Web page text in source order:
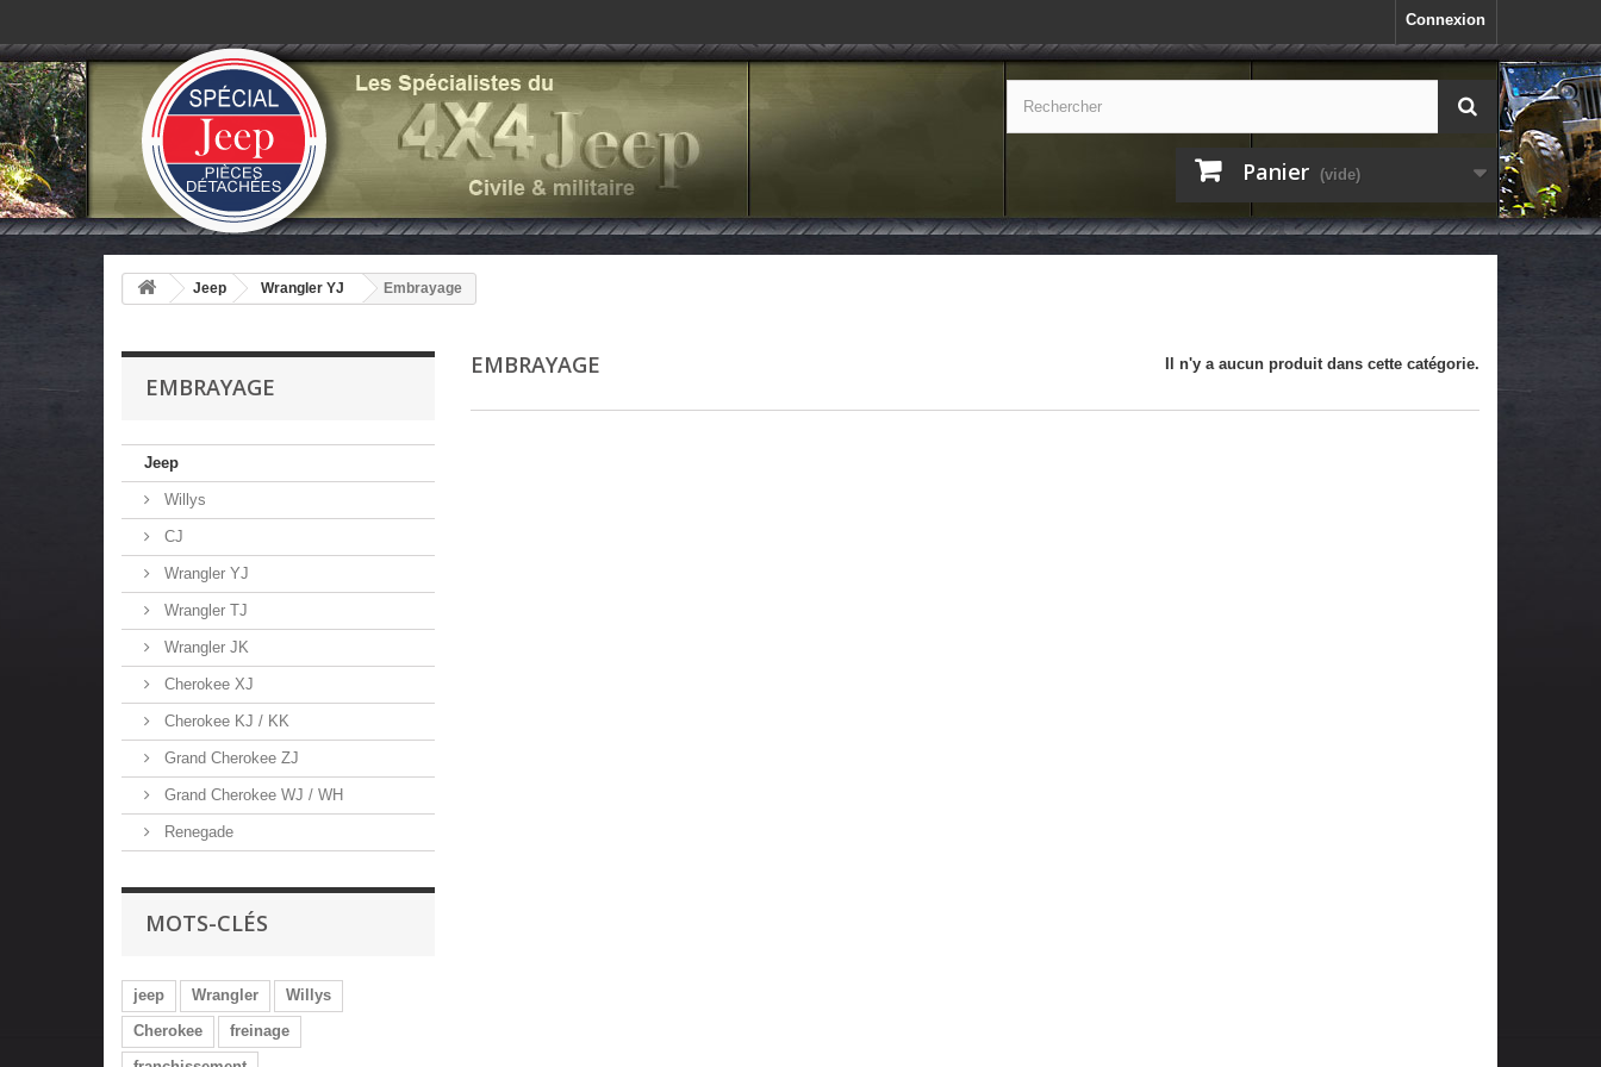
Connexion
Panier (vide)
Jeep Wrangler YJ Embrayage
EMBRAYAGE
Jeep
Willys
CJ
Wrangler YJ
Wrangler TJ
Wrangler JK
Cherokee XJ
Cherokee KJ / KK
Grand Cherokee ZJ
Grand Cherokee WJ / WH
Renegade
MOTS-CLÉS
jeep Wrangler
Willys
Cherokee
freinage
EMBRAYAGE Il n'y a aucun produit dans cette catégorie.